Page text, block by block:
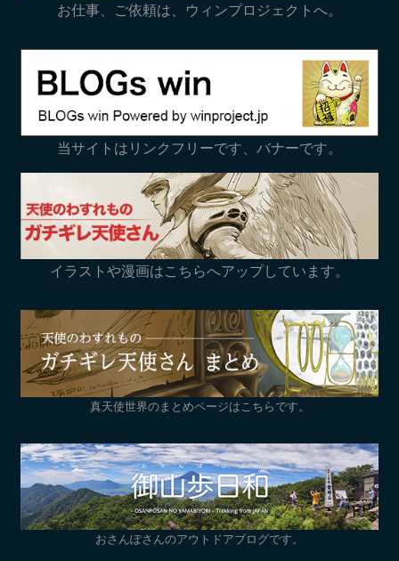
お仕事、ご依頼は、ウィンプロジェクトへ。
当サイトはリンクフリーです、バナーです。
イラストや漫画はこちらへアップしています。
真天使世界のまとめページはこちらです。
おさんぽさんのアウトドアブログです。